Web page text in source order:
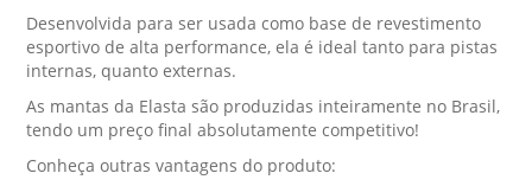
Desenvolvida para ser usada como base de revestimento
esportivo de alta performance, ela é ideal tanto para pistas
internas, quanto externas.
As mantas da Elasta são produzidas inteiramente no Brasil,
tendo um preço final absolutamente competitivo!
Conheça outras vantagens do produto: